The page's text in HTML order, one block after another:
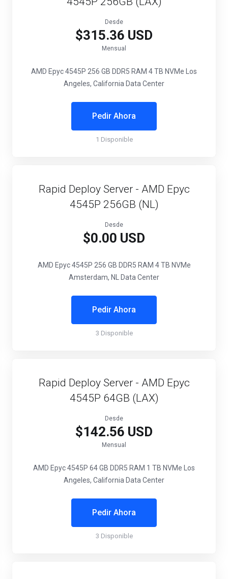
Desde
$315.36 USD
Mensual
AMD Epyc 4545P 256 GB DDR5 RAM 4 TB NVMe Los
Angeles, California Data Center
Pedir Ahora
1 Disponible
Rapid Deploy Server - AMD Epyc
4545P 256GB (NL)
Desde
$0.00 USD
AMD Epyc 4545P 256 GB DDR5 RAM 4 TB NVMe
Amsterdam, NL Data Center
Pedir Ahora
3 Disponible
Rapid Deploy Server - AMD Epyc
4545P 64GB (LAX)
Desde
$142.56 USD
Mensual
AMD Epyc 4545P 64 GB DDR5 RAM 1 TB NVMe Los
Angeles, California Data Center
Pedir Ahora
3 Disponible